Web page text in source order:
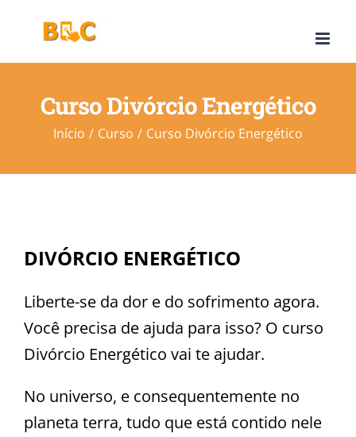
o
Curso Divórcio Energético
Início Curso Curso Divórcio Energético
DIVÓRCIO ENERGÉTICO
Liberte-se da dor e do sofrimento agora.
Você precisa de ajuda para isso? O curso
Divórcio Energético vai te ajudar.
No universo, e consequentemente no
planeta terra, tudo que está contido nele